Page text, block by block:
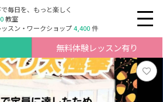
毎日を、もっと楽しく
教室
スン・ワークショップ4,400件
無料体験レッスン有り